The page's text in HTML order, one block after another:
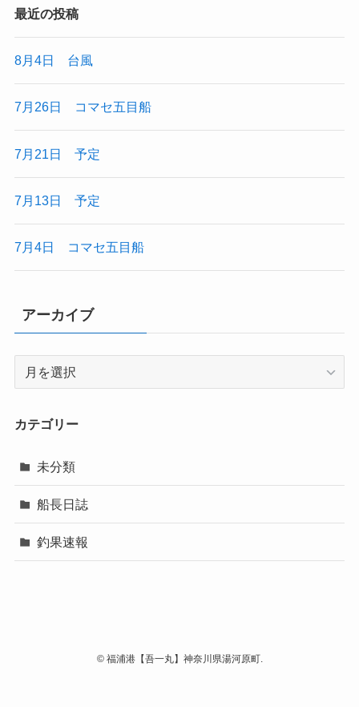
最近の投稿
8月4日 台風
7月26日 コマセ五目船
7月21日 予定
7月13日 予定
7月4日 コマセ五目船
アーカイブ
イ
カテゴリー
未分類
船長日誌
釣果速報
©福浦港【吾一丸】神奈川県湯河原町.